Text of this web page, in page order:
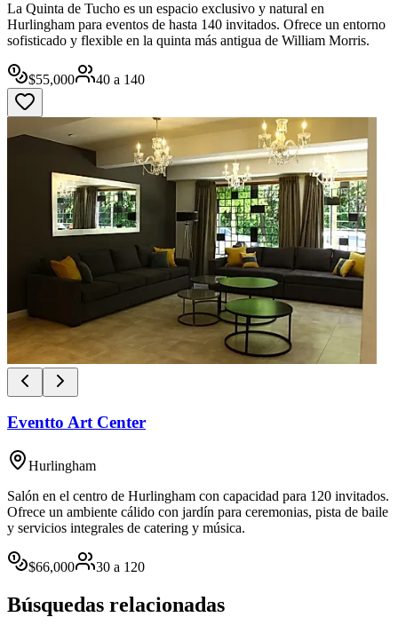
La Quinta de Tucho es un espacio exclusivo y natural en
Hurlingham para eventos de hasta 140 invitados. Ofrece un entorno
sofisticado y flexible en la quinta más antigua de William Morris.
$55,000 40 a 140
Eventto Art Center
Hurlingham
Salón en el centro de Hurlingham con capacidad para 120 invitados.
Ofrece un ambiente cálido con jardín para ceremonias, pista de baile
y servicios integrales de catering y música.
$66,000 30 a 120
Búsquedas relacionadas